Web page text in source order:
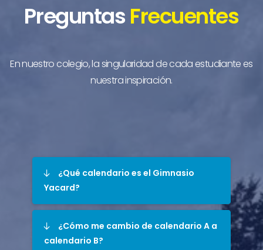
PreguntasFrecuentes
En nuestro colegio, la singularidad de cada estudiante es
nuestra inspiración.
¿Qué calendario es el Gimnasio
Yacard?
¿Cómo me cambio de calendario A a
calendario B?